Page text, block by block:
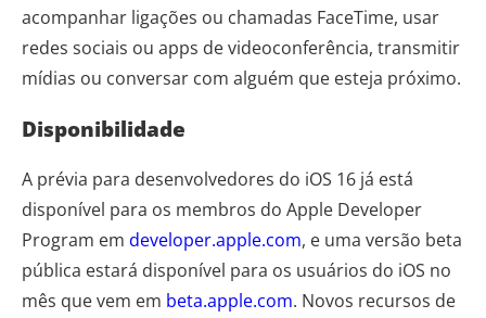
acompanhar ligações ou chamadas FaceTime, usar
redes sociais ou apps de videoconferência, transmitir
mídias ou conversar com alguém que esteja próximo.
Disponibilidade
A prévia para desenvolvedores do iOS 16 já está
disponível para os membros do Apple Developer
Program em developer.apple.com, e uma versão beta
pública estará disponível para os usuários do iOS no
mês que vem em beta.apple.com. Novos recursos de